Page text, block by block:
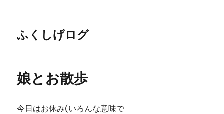
ふくしげログ
娘とお散歩
今日はお休み(いろんな意味で